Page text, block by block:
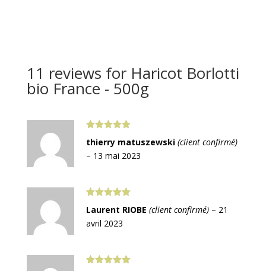
11 reviews for Haricot Borlotti
bio France - 500g
5
thierry matuszewski (client confirmé)
– 13 mai 2023
5
Laurent RIOBE (client confirmé) – 21
avril 2023